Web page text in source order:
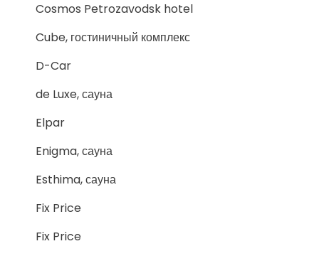
Cosmos Petrozavodsk hotel
Cube, гостиничный комплекс
D-Car
de Luxe, сауна
Elpar
Enigma, сауна
Esthima, сауна
Fix Price
Fix Price